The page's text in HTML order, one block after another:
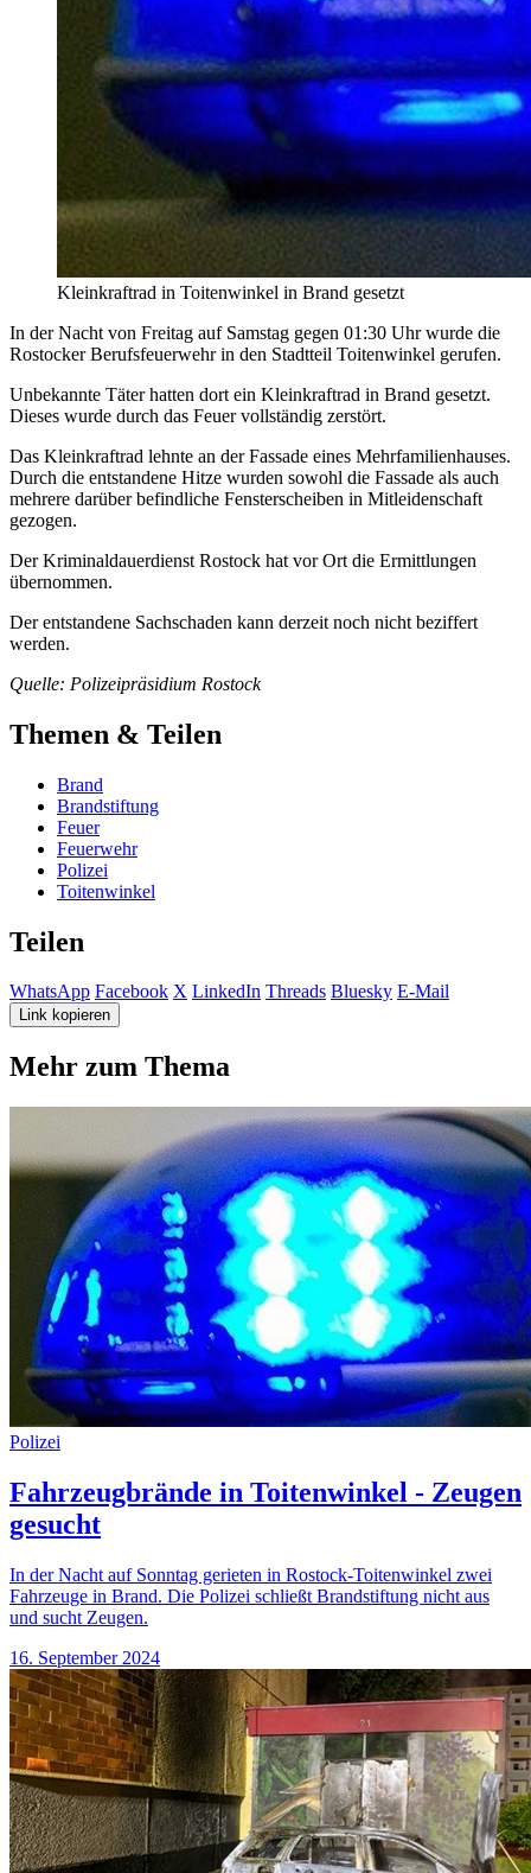
Kleinkraftrad in Toitenwinkel in Brand gesetzt
In der Nacht von Freitag auf Samstag gegen 01:30 Uhr wurde die
Rostocker Berufsfeuerwehr in den Stadtteil Toitenwinkel gerufen.
Unbekannte Täter hatten dort ein Kleinkraftrad in Brand gesetzt.
Dieses wurde durch das Feuer vollständig zerstört.
Das Kleinkraftrad lehnte an der Fassade eines Mehrfamilienhauses.
Durch die entstandene Hitze wurden sowohl die Fassade als auch
mehrere darüber befindliche Fensterscheiben in Mitleidenschaft
gezogen.
Der Kriminaldauerdienst Rostock hat vor Ort die Ermittlungen
übernommen.
Der entstandene Sachschaden kann derzeit noch nicht beziffert
werden.
Quelle: Polizeipräsidium Rostock
Themen & Teilen
Brand
Brandstiftung
Feuer
Feuerwehr
Polizei
Toitenwinkel
Teilen
WhatsApp Facebook X LinkedIn Threads Bluesky E-Mail
Link kopieren
Mehr zum Thema
Polizei
Fahrzeugbrände in Toitenwinkel - Zeugen
gesucht
In der Nacht auf Sonntag gerieten in Rostock-Toitenwinkel zwei
Fahrzeuge in Brand. Die Polizei schließt Brandstiftung nicht aus
und sucht Zeugen.
16. September 2024